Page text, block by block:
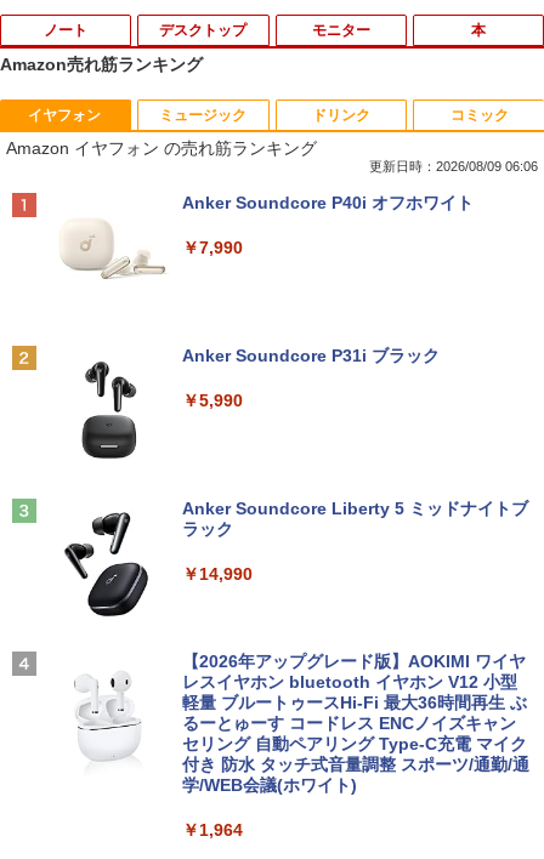
ノート
1
【★最大100%ポイント】富士通 タブレ
ット Q739/第8世代 Core i3/メモリ:4GB/
SSD:128GB/13.3型 フルHD/1920x1080/
pe-C/Office/中古 タブレットPC ノート
90日保障 いまさらですが WINDOWS X
V-A561/572 高速CPU Core I5 2.50G W
【クーポン使用で25,460円 8/2〜10迄】
C Webカメラ Windows11 Pro MS offic
e2019 搭載 ノートパソコン 訳あり Let's
note レビュー投稿で180日保証
￥26,800
レビュー投稿 5年保証｜MS Office 2024
デスクトップ モニター 本
1 ルイジアナ近代美術館 ポスター A3
ーンKC いのり 光 いるか フィギュア ス
【送料無料】
【全巻】 悪役のエンディングは死のみ 1-
UOL ]
【送料無料】ハヤブサ消防団 〔2〕／池
井戸潤
￥2,200
Amazon売れ筋ランキング
イヤフォン
Amazon イヤフォン の売れ筋ランキング
更新日時：2026/08/09 06:06
Anker Soundcore P40i オフホワイト
￥7,990
Anker Soundcore P31i ブラック
￥5,990
Anker Soundcore Liberty 5 ミッドナイトブ
ラック
￥14,990
【2026年アップグレード版】AOKIMI ワイヤ
レスイヤホン bluetooth イヤホン V12 小型
軽量 ブルートゥースHi-Fi 最大36時間再生 ぶ
るーとゅーす コードレス ENCノイズキャン
セリング 自動ペアリング Type-C充電 マイク
付き 防水 タッチ式音量調整 スポーツ/通勤/通
学/WEB会議(ホワイト)
￥1,964
ミュージック ドリンク コミック